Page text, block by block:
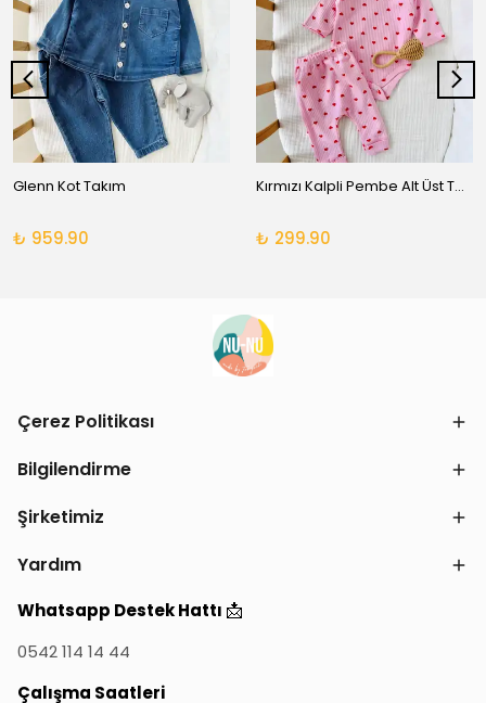
Glenn Kot Takım
₺ 959.90
Kırmızı Kalpli Pembe Alt Üst Takım
₺ 299.90
Çerez Politikası
Bilgilendirme
Şirketimiz
Yardım
Whatsapp Destek Hattı 📩
0542 114 14 44
Çalışma Saatleri